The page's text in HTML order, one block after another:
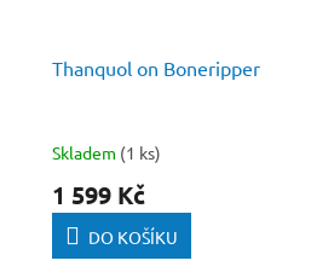
Thanquol on Boneripper
Skladem (1 ks)
1 599 Kč
DO KOŠÍKU